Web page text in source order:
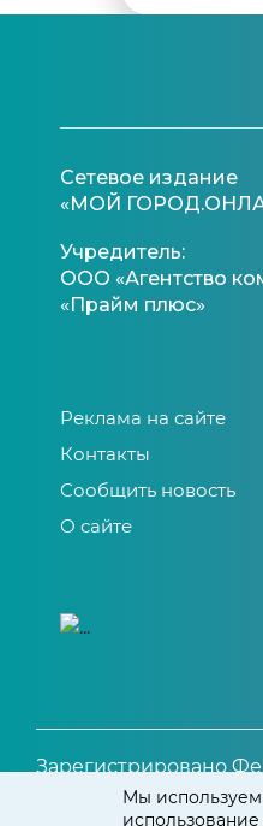
Мы используем
Сетевое издание
«МОЙ
Учредитель:
ООО «Агентство
«Прайм плюс»
Реклама на сайте
Контакты
Сообщить новость
О сайте
Зарегистрировано
Свидетельство о